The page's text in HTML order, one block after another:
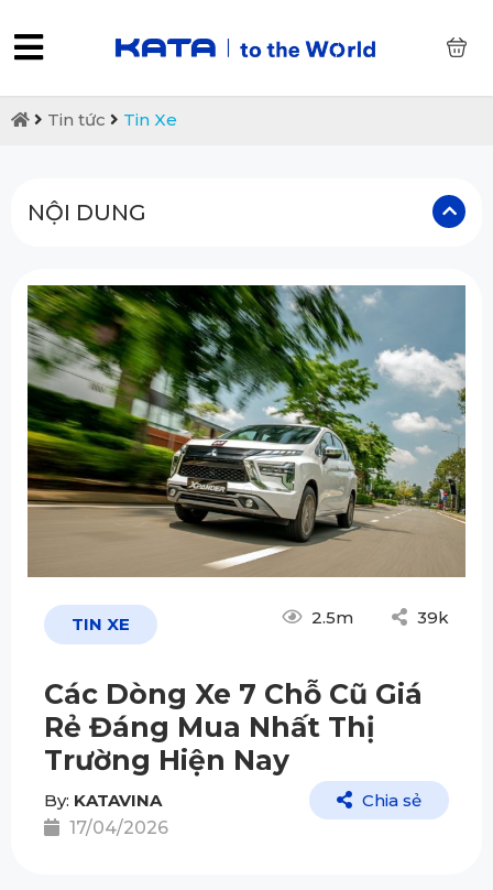
Tin tức Tin Xe
NỘI DUNG
TIN XE 2.5m 39k
Các Dòng Xe 7 Chỗ Cũ Giá
Rẻ Đáng Mua Nhất Thị
Trường Hiện Nay
By: KATAVINA
17/04/2026
Chia sẻ